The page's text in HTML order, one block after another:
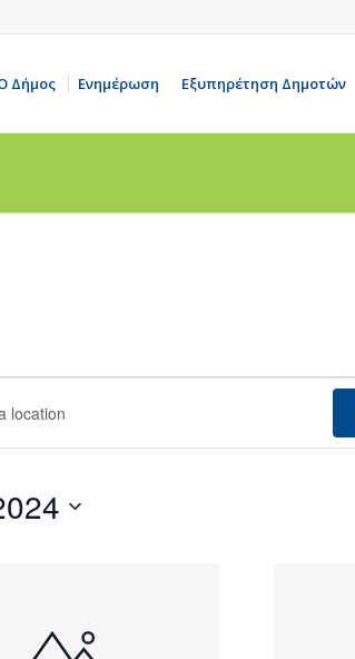
Δήμος Ενημέρωση Εξυπηρέτηση Δημοτών